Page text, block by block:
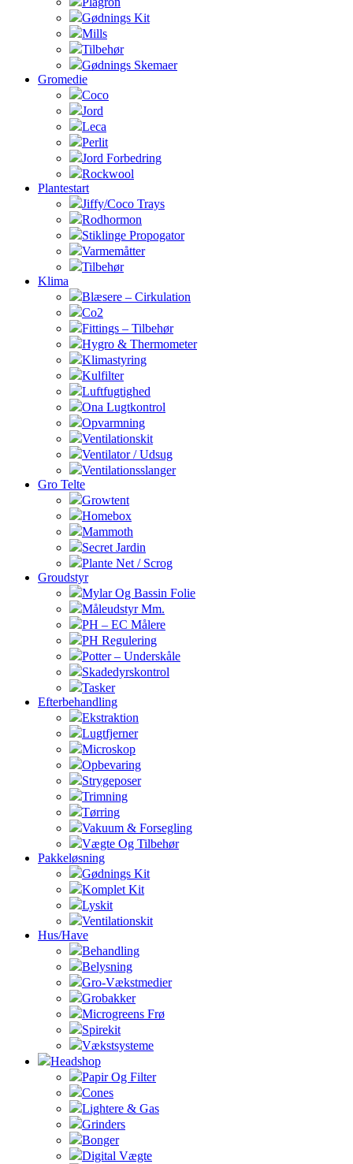
Gødnings Kit
Mills
Tilbehør
Gødnings Skemaer
Gromedie
Coco
Jord
Leca
Perlit
Jord Forbedring
Rockwool
Plantestart
Jiffy/Coco Trays
Rodhormon
Stiklinge Propogator
Varmemåtter
Tilbehør
Klima
Blæsere – Cirkulation
Co2
Fittings – Tilbehør
Hygro & Thermometer
Klimastyring
Kulfilter
Luftfugtighed
Ona Lugtkontrol
Opvarmning
Ventilationskit
Ventilator / Udsug
Ventilationsslanger
Gro Telte
Growtent
Homebox
Mammoth
Secret Jardin
Plante Net / Scrog
Groudstyr
Mylar Og Bassin Folie
Måleudstyr Mm.
PH – EC Målere
PH Regulering
Potter – Underskåle
Skadedyrskontrol
Tasker
Efterbehandling
Ekstraktion
Lugtfjerner
Microskop
Opbevaring
Strygeposer
Trimning
Tørring
Vakuum & Forsegling
Vægte Og Tilbehør
Pakkeløsning
Gødnings Kit
Komplet Kit
Lyskit
Ventilationskit
Hus/Have
Behandling
Belysning
Gro-Vækstmedier
Grobakker
Microgreens Frø
Spirekit
Vækstsysteme
Headshop
Papir Og Filter
Cones
Lightere & Gas
Grinders
Bonger
Digital Vægte